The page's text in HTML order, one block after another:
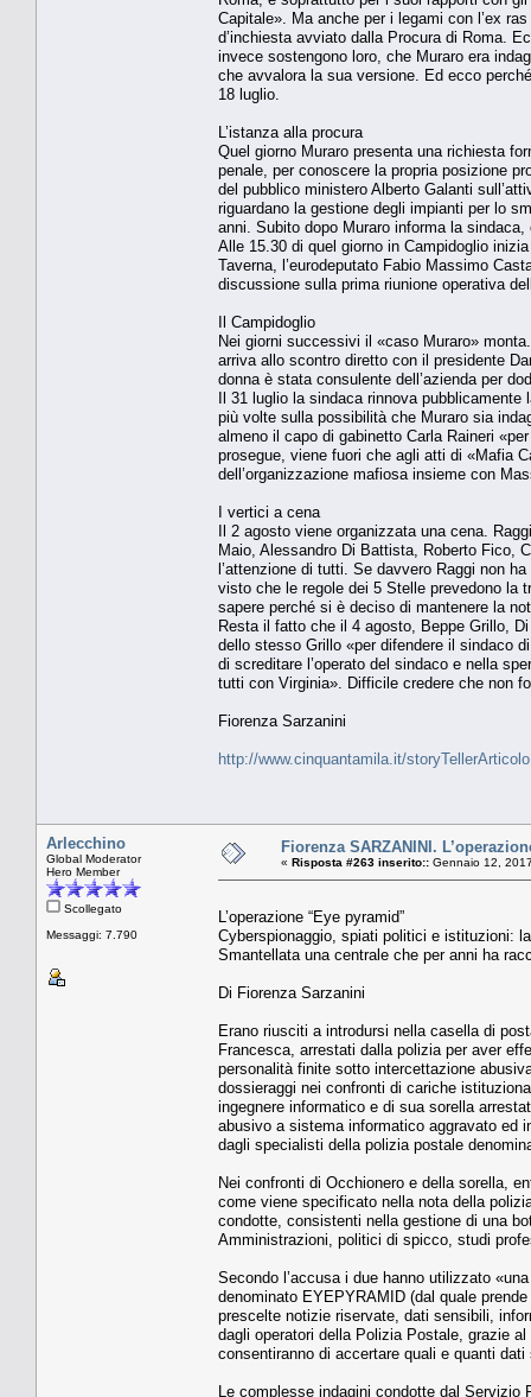
Capitale». Ma anche per i legami con l’ex
d’inchiesta avviato dalla Procura di Roma.
invece sostengono loro, che Muraro era
che avvalora la sua versione. Ed ecco
18 luglio.
L’istanza alla procura
Quel giorno Muraro presenta una richiesta
penale, per conoscere la propria posizione
del pubblico ministero Alberto Galanti
riguardano la gestione degli impianti per lo
anni. Subito dopo Muraro informa la
Alle 15.30 di quel giorno in Campidoglio
Taverna, l’eurodeputato Fabio Massimo
discussione sulla prima riunione operativa
Il Campidoglio
Nei giorni successivi il «caso Muraro»
arriva allo scontro diretto con il presidente
donna è stata consulente dell’azienda per
Il 31 luglio la sindaca rinnova
più volte sulla possibilità che Muraro sia
almeno il capo di gabinetto Carla Raineri
prosegue, viene fuori che agli atti di «Mafia
dell’organizzazione mafiosa insieme con
I vertici a cena
Il 2 agosto viene organizzata una cena.
Maio, Alessandro Di Battista, Roberto Fico,
l’attenzione di tutti. Se davvero Raggi non
visto che le regole dei 5 Stelle prevedono la
sapere perché si è deciso di mantenere la
Resta il fatto che il 4 agosto, Beppe Grillo,
dello stesso Grillo «per difendere il sindaco
di screditare l’operato del sindaco e nella
tutti con Virginia». Difficile credere che non
Fiorenza Sarzanini
http://www.cinquantamila.it/
Arlecchino
Global Moderator
Hero Member
Scollegato
Messaggi: 7.790
Fiorenza SARZANINI.
« Risposta #263 inserito:: Gennaio 12,
L’operazione “Eye pyramid”
Cyberspionaggio, spiati politici e istituzioni:
Smantellata una centrale che per anni ha
Di Fiorenza Sarzanini
Erano riusciti a introdursi nella casella di
Francesca, arrestati dalla polizia per aver
personalità finite sotto intercettazione
dossieraggi nei confronti di cariche
ingegnere informatico e di sua sorella
abusivo a sistema informatico aggravato ed
dagli specialisti della polizia postale
Nei confronti di Occhionero e della sorella,
come viene specificato nella nota della
condotte, consistenti nella gestione di una
Amministrazioni, politici di spicco, studi
Secondo l’accusa i due hanno utilizzato
denominato EYEPYRAMID (dal quale
prescelte notizie riservate, dati sensibili,
dagli operatori della Polizia Postale, grazie
consentiranno di accertare quali e quanti
Le complesse indagini condotte dal